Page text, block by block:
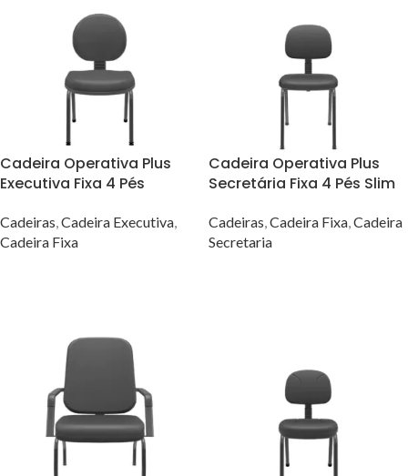
Cadeira Operativa Plus
Executiva Fixa 4 Pés
Cadeiras,Cadeira Executiva,
Cadeira Fixa
Cadeira Operativa Plus
Secretária Fixa 4 Pés Slim
Cadeiras,Cadeira Fixa,Cadeira
Secretaria